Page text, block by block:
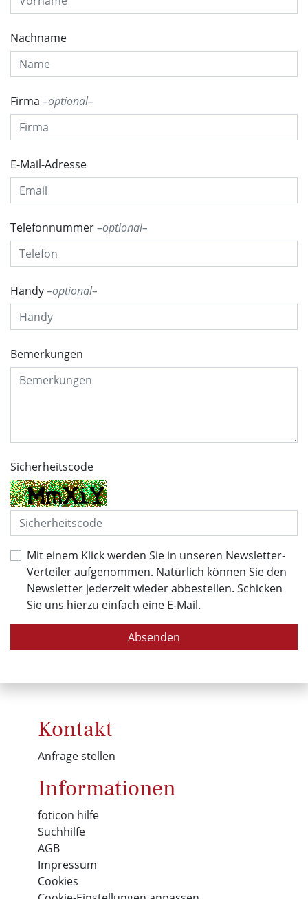
Nachname
Firma optional
E-Mail-Adresse
Telefonnummer optional
Handy optional
Bemerkungen
Sicherheitscode
Mit einem Klick werden Sie in unseren Newsletter-
Verteiler aufgenommen. Natürlich können Sie den
Newsletter jederzeit wieder abbestellen. Schicken
Sie uns hierzu einfach eine E-Mail.
Absenden
Kontakt
Anfrage stellen
Informationen
foticon hilfe
Suchhilfe
AGB
Impressum
Cookies